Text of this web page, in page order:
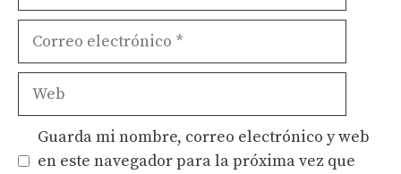
Correo
Web
Guarda mi nombre, correo electrónico y web
en este navegador para la próxima vez que